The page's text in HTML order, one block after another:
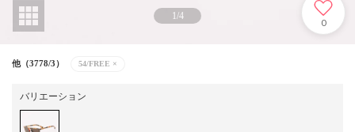
1/4
0
他（3778/3） 54/FREE ×
バリエーション